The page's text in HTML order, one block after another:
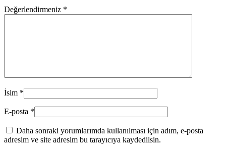
Değerlendirmeniz *
İsim *
E-posta *
Daha sonraki yorumlarımda kullanılması için adım, e-posta
adresim ve site adresim bu tarayıcıya kaydedilsin.